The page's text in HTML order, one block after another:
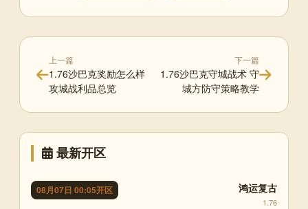
上一篇
1.76沙巴克奖励怎么样
攻城战利品总览
下一篇
1.76沙巴克守城战术 守
城方防守策略教学
最新开区
08月07日 00:05开区 鸿运复古
1.76